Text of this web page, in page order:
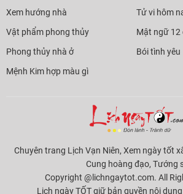
Xem hướng nhà
Vật phẩm phong thủy
Phong thủy nhà ở
Mệnh Kim hợp màu gì
Tử vi hôm
Mật ngữ 12
Bói tình yêu
Chuyên trang Lịch Vạn Niên, Xem ngày tốt
Cung hoàng đạo, Tướng
Copyright @lichngaytot.com. All
Lịch ngày TỐT giữ bản quyền nội